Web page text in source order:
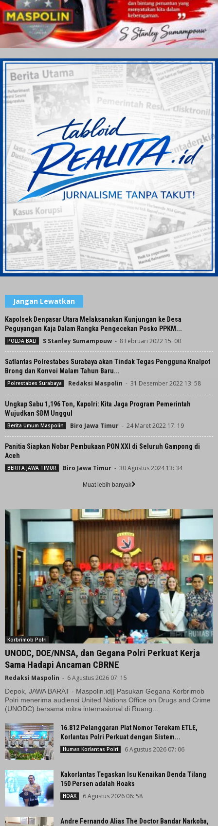
Jangan Lewatkan
Kapolsek Denpasar Utara Melaksanakan Kunjungan ke Desa
Peguyangan Kaja Dalam Rangka Pengecekan Posko PPKM...
POLDA BALI S Stanley Sumampouw - 8 Februari 2022 15: 00
Satlantas Polrestabes Surabaya akan Tindak Tegas Pengguna Knalpot
Brong dan Konvoi Malam Tahun Baru...
Polrestabes Surabaya Redaksi Maspolin - 31 Desember 2022 13: 58
Ungkap Sabu 1,196 Ton, Kapolri: Kita Jaga Program Pemerintah
Wujudkan SDM Unggul
Berita Umum Maspolin Biro Jawa Timur - 24 Maret 2022 17: 19
Panitia Siapkan Nobar Pembukaan PON XXI di Seluruh Gampong di
Aceh
BERITA JAWA TIMUR Biro Jawa Timur - 30 Agustus 2024 13: 34
Muat lebih banyak
Korbrimob Polri
UNODC, DOE/NNSA, dan Gegana Polri Perkuat Kerja
Sama Hadapi Ancaman CBRNE
Redaksi Maspolin - 6 Agustus 2026 07: 15
Depok, JAWA BARAT - Maspolin.id|| Pasukan Gegana Korbrimob
Polri menerima audiensi United Nations Office on Drugs and Crime
(UNODC) bersama mitra internasional di Ruang...
16.812 Pelanggaran Plat Nomor Terekam ETLE,
Korlantas Polri Perkuat dengan Sistem...
Humas Korlantas Polri 6 Agustus 2026 07: 06
Kakorlantas Tegaskan Isu Kenaikan Denda Tilang
150 Persen adalah Hoaks
HOAX 6 Agustus 2026 06: 58
Andre Fernando Alias The Doctor Bandar Narkoba,